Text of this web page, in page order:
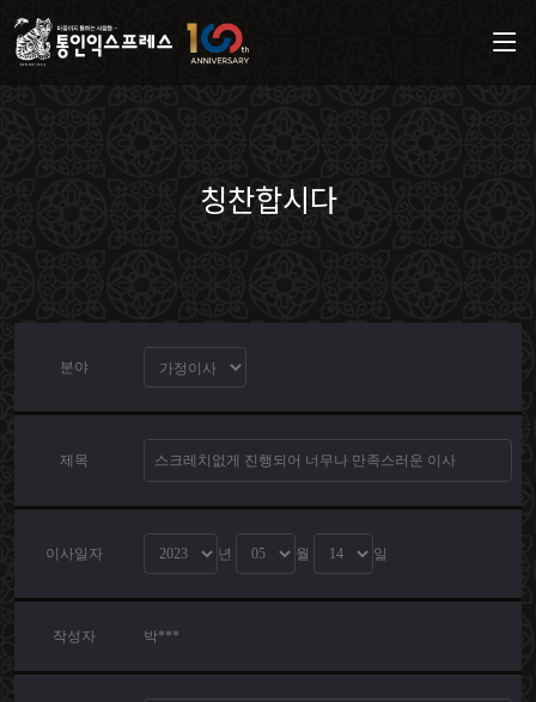
칭찬합시다
분야
제목
이사일자 년 월 일
작성자 박***